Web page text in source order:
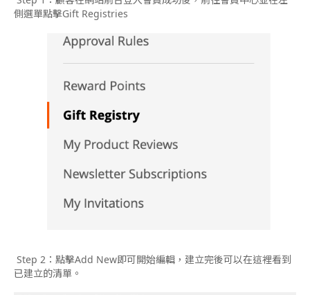
側選單點擊Gift Registries
Step 2：點擊Add New即可開始編輯，建立完後可以在這裡看到
已建立的清單。